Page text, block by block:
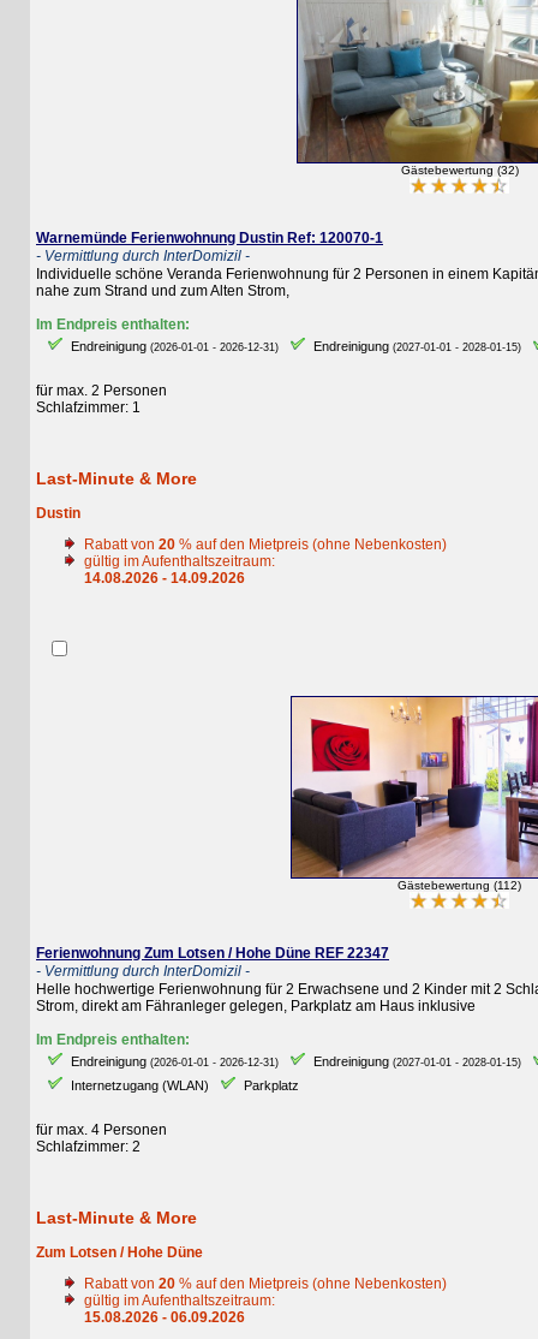
Gästebewertung (32)
Warnemünde Ferienwohnung Dustin Ref: 120070-1
- Vermittlung durch InterDomizil -
Individuelle schöne Veranda Ferienwohnung für 2 Personen in einem
nahe zum Strand und zum Alten Strom,
Im Endpreis enthalten:
Endreinigung(2026-01-01 - 2026-12-31) Endreinigung(2027-01-01 - 2028-01-15)
für max. 2 Personen
Schlafzimmer: 1
Last-Minute & More
Dustin
Rabatt von20% auf den Mietpreis (ohne Nebenkosten)
gültig im Aufenthaltszeitraum:
14.08.2026 - 14.09.2026
Gästebewertung (112)
Ferienwohnung Zum Lotsen / Hohe Düne REF 22347
- Vermittlung durch InterDomizil -
Helle hochwertige Ferienwohnung für 2 Erwachsene und 2 Kinder mit 2
Strom, direkt am Fähranleger gelegen, Parkplatz am Haus inklusive
Im Endpreis enthalten:
Endreinigung(2026-01-01 - 2026-12-31) Endreinigung(2027-01-01 - 2028-01-15)
Internetzugang (WLAN)
Parkplatz
für max. 4 Personen
Schlafzimmer: 2
Last-Minute & More
Zum Lotsen / Hohe Düne
Rabatt von20% auf den Mietpreis (ohne Nebenkosten)
gültig im Aufenthaltszeitraum:
15.08.2026 - 06.09.2026